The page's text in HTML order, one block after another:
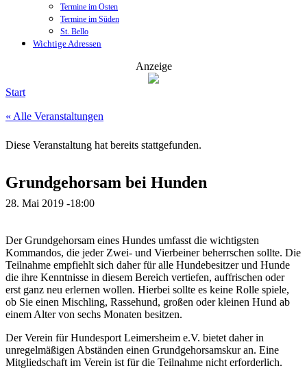
Termine im Osten
Termine im Süden
St. Bello
Wichtige Adressen
Anzeige
Start
« Alle Veranstaltungen
Diese Veranstaltung hat bereits stattgefunden.
Grundgehorsam bei Hunden
28. Mai 2019 -18:00
Der Grundgehorsam eines Hundes umfasst die wichtigsten
Kommandos, die jeder Zwei- und Vierbeiner beherrschen sollte. Die
Teilnahme empfiehlt sich daher für alle Hundebesitzer und Hunde
die ihre Kenntnisse in diesem Bereich vertiefen, auffrischen oder
erst ganz neu erlernen wollen. Hierbei sollte es keine Rolle spiele,
ob Sie einen Mischling, Rassehund, großen oder kleinen Hund ab
einem Alter von sechs Monaten besitzen.
Der Verein für Hundesport Leimersheim e.V. bietet daher in
unregelmäßigen Abständen einen Grundgehorsamskur an. Eine
Mitgliedschaft im Verein ist für die Teilnahme nicht erforderlich.